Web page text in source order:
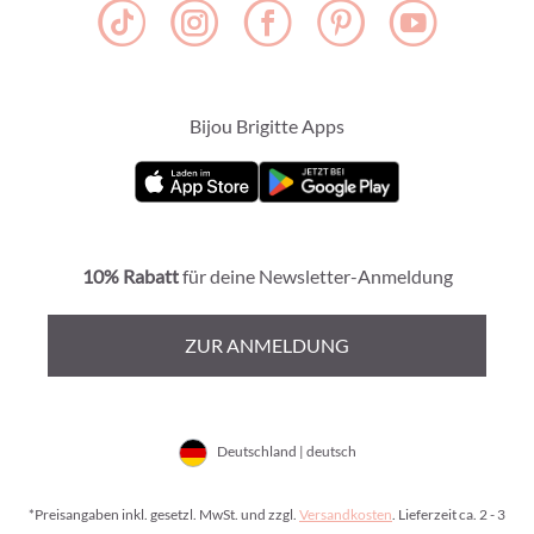
Bijou Brigitte Apps
10% Rabattfür deine Newsletter-Anmeldung
ZUR ANMELDUNG
Deutschland | deutsch
*Preisangaben inkl. gesetzl. MwSt. und zzgl. Versandkosten. Lieferzeit ca. 2 - 3